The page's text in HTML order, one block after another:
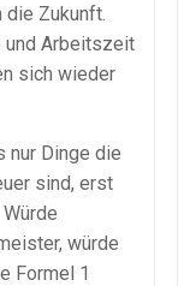
Zukunft.
und Arbeitszeit
sich wieder
nur Dinge die
sind, erst
würde
Formel 1